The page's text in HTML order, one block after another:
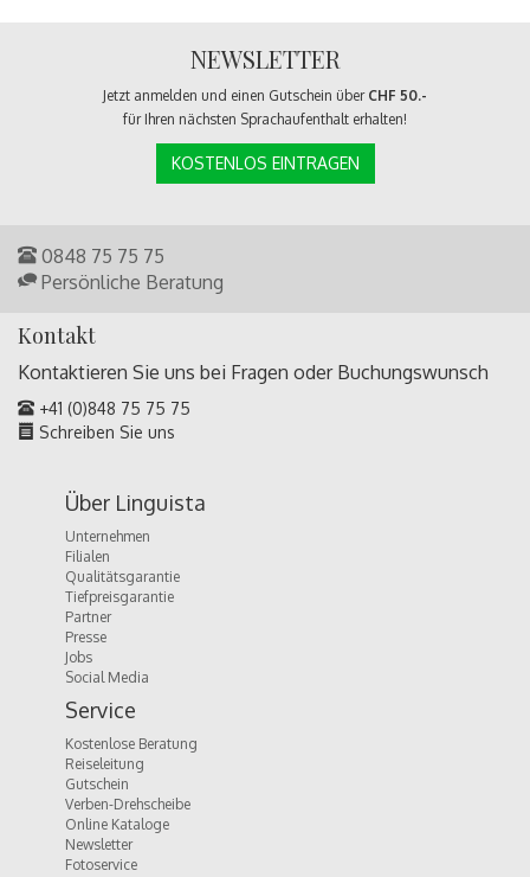
NEWSLETTER
Jetzt anmelden und einen Gutschein über CHF 50.-
für Ihren nächsten Sprachaufenthalt erhalten!
KOSTENLOS EINTRAGEN
0848 75 75 75
Persönliche Beratung
Kontakt
Kontaktieren Sie uns bei Fragen oder Buchungswunsch
+41 (0)848 75 75 75
Schreiben Sie uns
Über Linguista
Unternehmen
Filialen
Qualitätsgarantie
Tiefpreisgarantie
Partner
Presse
Jobs
Social Media
Service
Kostenlose Beratung
Reiseleitung
Gutschein
Verben-Drehscheibe
Online Kataloge
Newsletter
Fotoservice